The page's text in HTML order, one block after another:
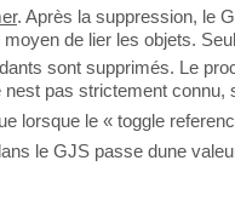
. Après la suppression, le
moyen de lier les objets.
sont supprimés. Le
pas strictement connu,
lorsque le « toggle
le GJS passe dune